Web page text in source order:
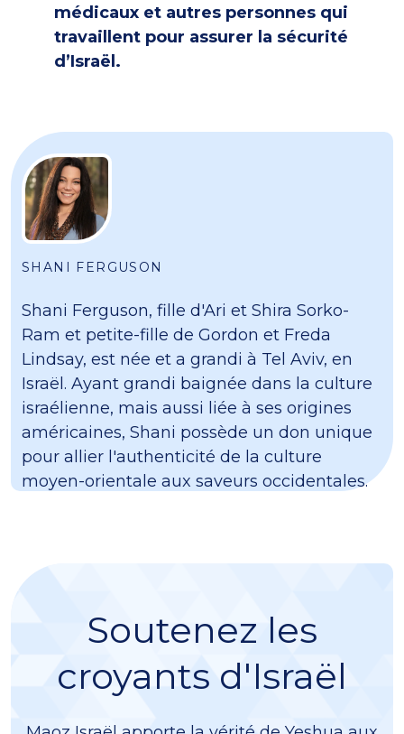
médicaux et autres personnes qui
travaillent pour assurer la sécurité
d’Israël.
SHANI FERGUSON
Shani Ferguson, fille d'Ari et Shira Sorko-
Ram et petite-fille de Gordon et Freda
Lindsay, est née et a grandi à Tel Aviv, en
Israël. Ayant grandi baignée dans la culture
israélienne, mais aussi liée à ses origines
américaines, Shani possède un don unique
pour allier l'authenticité de la culture
moyen-orientale aux saveurs occidentales.
Soutenez les
croyants d'Israël